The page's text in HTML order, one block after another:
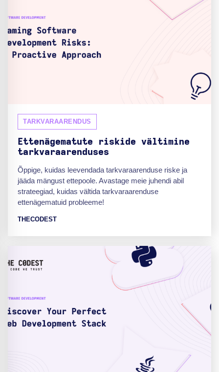
TARKVARAARENDUS
Ettenägematute riskide vältimine
tarkvaraarenduses
Õppige, kuidas leevendada tarkvaraarenduse riske ja
jääda mängust ettepoole. Avastage meie juhendi abil
strateegiad, kuidas vältida tarkvaraarenduse
ettenägematuid probleeme!
THECODEST